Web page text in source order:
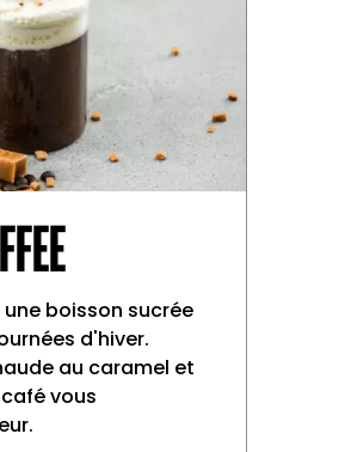
boisson sucrée
d'hiver.
au caramel et
vous